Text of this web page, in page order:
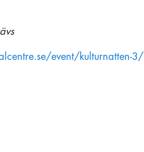
event/kulturnatten-3/